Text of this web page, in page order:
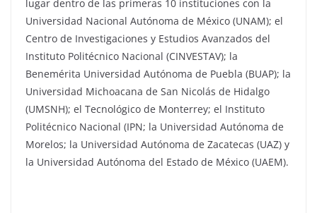
lugar dentro de las primeras 10 instituciones con la
Universidad Nacional Autónoma de México (UNAM); el
Centro de Investigaciones y Estudios Avanzados del
Instituto Politécnico Nacional (CINVESTAV); la
Benemérita Universidad Autónoma de Puebla (BUAP); la
Universidad Michoacana de San Nicolás de Hidalgo
(UMSNH); el Tecnológico de Monterrey; el Instituto
Politécnico Nacional (IPN; la Universidad Autónoma de
Morelos; la Universidad Autónoma de Zacatecas (UAZ) y
la Universidad Autónoma del Estado de México (UAEM).